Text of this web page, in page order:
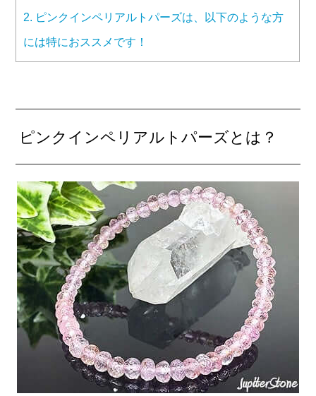
2. ピンクインペリアルトパーズは、以下のような方
には特におススメです！
ピンクインペリアルトパーズとは？